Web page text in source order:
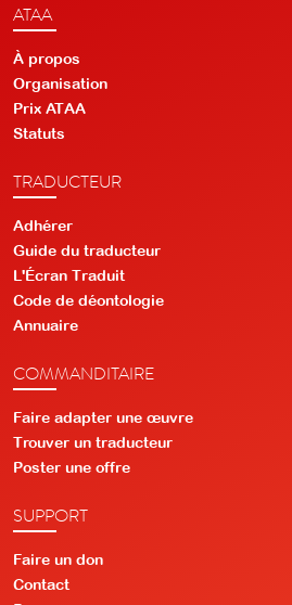
ATAA
À propos
Organisation
Prix ATAA
Statuts
TRADUCTEUR
Adhérer
Guide du traducteur
L'Écran Traduit
Code de déontologie
Annuaire
COMMANDITAIRE
Faire adapter une œuvre
Trouver un traducteur
Poster une offre
SUPPORT
Faire un don
Contact